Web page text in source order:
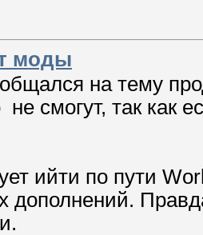
моды
на тему
смогут, так как
ийти по пути
дополнений.